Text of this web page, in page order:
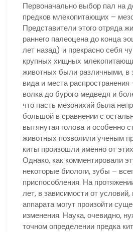
Первоначально выбор пал на
предков млекопитающих –
Представители этого отряда
раннего палеоцена до конца
лет назад) и прекрасно себя
крупных хищных
животных были различными, в
вида и места распространения
волка до бурого медведя и
что пасть мезонихий была
большой в сравнении с
вытянутая голова и особенно
животных позволили ученым
киты произошли именно от
Однако, как комментировали
некоторые биологи, зубы –
приспособления. На
лет, в зависимости от условий,
аппарата могут произойти
изменения. Наука, очевидно,
точном определении предка